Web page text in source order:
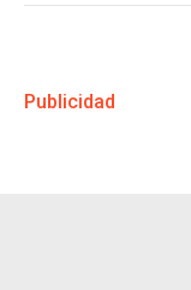
Publicidad